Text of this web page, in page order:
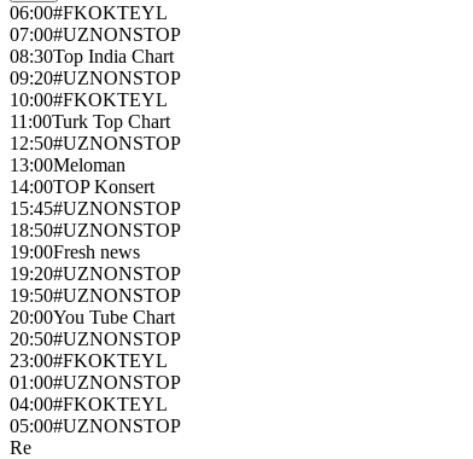
06:00#FKOKTEYL
07:00#UZNONSTOP
08:30Top India Chart
09:20#UZNONSTOP
10:00#FKOKTEYL
11:00Turk Top Chart
12:50#UZNONSTOP
13:00Meloman
14:00TOP Konsert
15:45#UZNONSTOP
18:50#UZNONSTOP
19:00Fresh news
19:20#UZNONSTOP
19:50#UZNONSTOP
20:00You Tube Chart
20:50#UZNONSTOP
23:00#FKOKTEYL
01:00#UZNONSTOP
04:00#FKOKTEYL
05:00#UZNONSTOP
Re